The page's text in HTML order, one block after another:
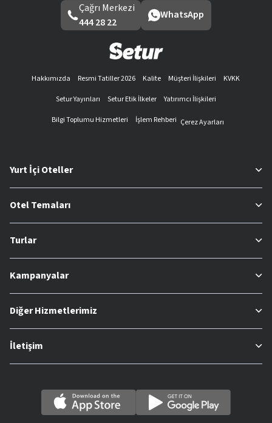
Çağrı Merkezi
444 28 22
WhatsApp
Hakkımızda Resmi Tatiller 2026 Kalite Müşteri İlişkileri
KVKK
Setur Yayınları
Setur Etik İlkeler
Yatırımcı İlişkileri
Bilgi Toplumu Hizmetleri
İşlem Rehberi Çerez Ayarları
Yurt İçi Oteller
Otel Temaları
Turlar
Kampanyalar
Diğer Hizmetlerimiz
İletişim